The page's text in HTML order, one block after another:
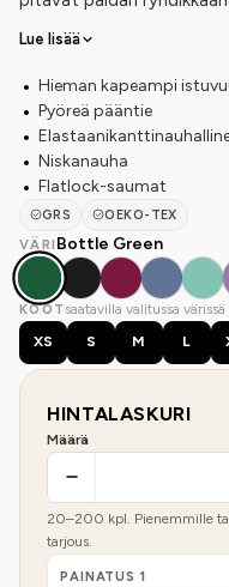
Lue lisää
Hieman kapeampi
Pyöreä pääntie
Niskanauha
Flatlock-saumat
GRS
OEKO-TEX
VÄRI Bottle Green
KOOT saatavilla valitussa värissä
XS
S M L
HINTALASKURI
Määrä
20–200 kpl. Pienemmille
tarjous.
PAINATUS 1